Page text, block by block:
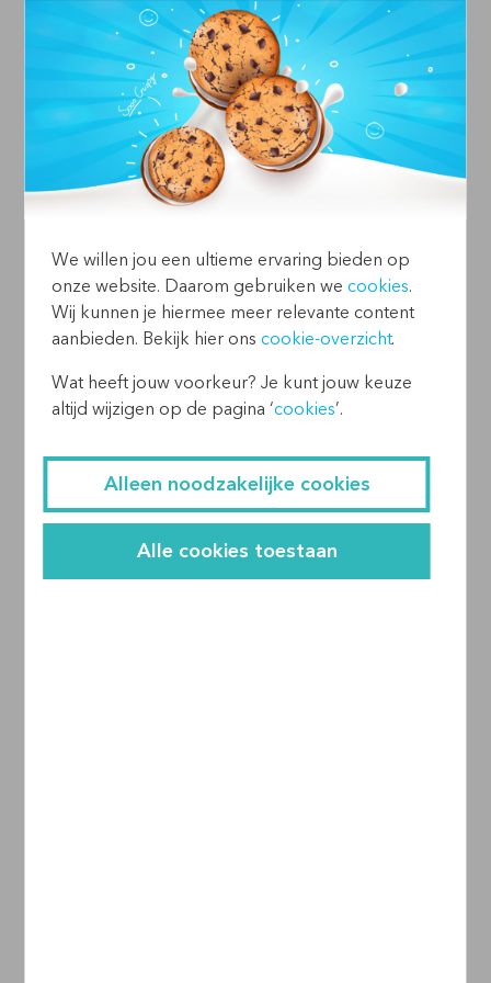
We willen jou een ultieme ervaring bieden op
onze website. Daarom gebruiken wecookies.
Wij kunnen je hiermee meer relevante content
aanbieden. Bekijk hier onscookie-overzicht.
Wat heeft jouw voorkeur? Je kunt jouw keuze
altijd wijzigen op de pagina ‘cookies’.
Alleen noodzakelijke cookies
Alle cookies toestaan